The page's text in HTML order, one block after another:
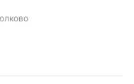
забьют»,